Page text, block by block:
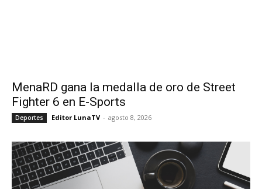
MenaRD gana la medalla de oro de Street
Fighter 6 en E-Sports
Deportes Editor LunaTV - agosto 8, 2026